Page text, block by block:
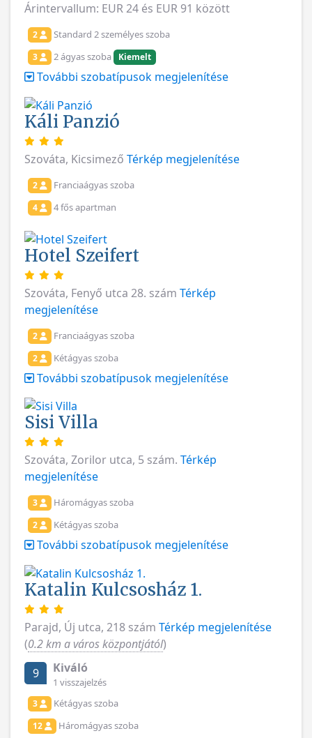
Árintervallum: EUR 24 és EUR 91 között
2 Standard 2 személyes szoba
3 2 ágyas szoba Kiemelt
További szobatípusok megjelenítése
Káli Panzió
Szováta, Kicsimező Térkép megjelenítése
2 Franciaágyas szoba
4 4 fős apartman
Hotel Szeifert
Szováta, Fenyő utca 28. szám Térkép
megjelenítése
2 Franciaágyas szoba
2 Kétágyas szoba
További szobatípusok megjelenítése
Sisi Villa
Szováta, Zorilor utca, 5 szám. Térkép
megjelenítése
3 Háromágyas szoba
2 Kétágyas szoba
További szobatípusok megjelenítése
Katalin Kulcsosház 1.
Parajd, Új utca, 218 szám Térkép megjelenítése
(0.2 km a város központjától)
9
Kiváló
1 visszajelzés
3 Kétágyas szoba
12 Háromágyas szoba